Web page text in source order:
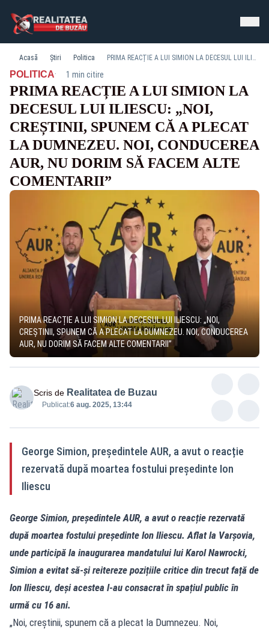
Acasă Știri Politica PRIMA REACȚIE A LUI SIMION LA DECESUL LUI ILIESCU: „NOI, CREȘTINII, SPUNEM CĂ A PLECAT LA DUMNEZEU. NOI, CONDUCEREA AUR, NU DORIM SĂ FACEM ALTE COMENTARII”
POLITICA· 1 min citire
PRIMA REACȚIE A LUI SIMION LA
DECESUL LUI ILIESCU: „NOI,
CREȘTINII, SPUNEM CĂ A PLECAT
LA DUMNEZEU. NOI, CONDUCEREA
AUR, NU DORIM SĂ FACEM ALTE
COMENTARII”
PRIMA REACȚIE A LUI SIMION LA DECESUL LUI ILIESCU: „NOI,
CREȘTINII, SPUNEM CĂ A PLECAT LA DUMNEZEU. NOI, CONDUCEREA
AUR, NU DORIM SĂ FACEM ALTE COMENTARII”
Scris de Realitatea de Buzau
Publicat:6 aug. 2025, 13:44
George Simion, președintele AUR, a avut o reacție
rezervată după moartea fostului președinte Ion
Iliescu
George Simion, președintele AUR, a avut o reacție rezervată
după moartea fostului președinte Ion Iliescu. Aflat la Varșovia,
unde participă la inaugurarea mandatului lui Karol Nawrocki,
Simion a evitat să-și reitereze pozițiile critice din trecut față de
Ion Iliescu, deși acestea l-au consacrat în spațiul public în
urmă cu 16 ani.
„Noi, creștinii, spunem că a plecat la Dumnezeu. Noi,